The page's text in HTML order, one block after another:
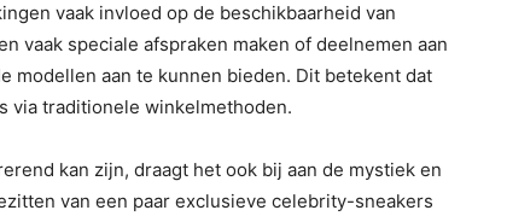
vaak invloed op de beschikbaarheid van
vaak speciale afspraken maken of deelnemen aan
modellen aan te kunnen bieden. Dit betekent dat
via traditionele winkelmethoden.
kan zijn, draagt het ook bij aan de mystiek en
van een paar exclusieve celebrity-sneakers